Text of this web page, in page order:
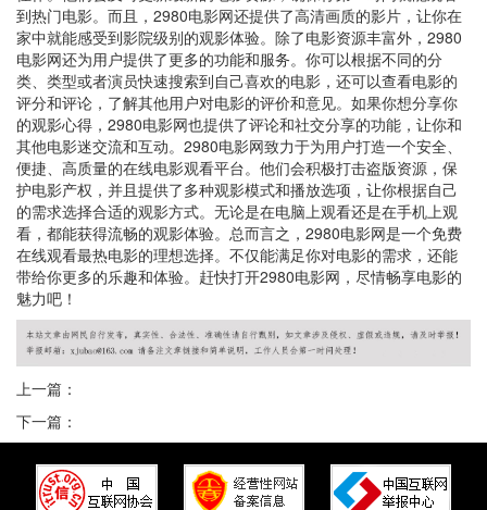
到热门电影。而且，2980电影网还提供了高清画质的影片，让你在
家中就能感受到影院级别的观影体验。除了电影资源丰富外，2980
电影网还为用户提供了更多的功能和服务。你可以根据不同的分
类、类型或者演员快速搜索到自己喜欢的电影，还可以查看电影的
评分和评论，了解其他用户对电影的评价和意见。如果你想分享你
的观影心得，2980电影网也提供了评论和社交分享的功能，让你和
其他电影迷交流和互动。2980电影网致力于为用户打造一个安全、
便捷、高质量的在线电影观看平台。他们会积极打击盗版资源，保
护电影产权，并且提供了多种观影模式和播放选项，让你根据自己
的需求选择合适的观影方式。无论是在电脑上观看还是在手机上观
看，都能获得流畅的观影体验。总而言之，2980电影网是一个免费
在线观看最热电影的理想选择。不仅能满足你对电影的需求，还能
带给你更多的乐趣和体验。赶快打开2980电影网，尽情畅享电影的
魅力吧！
上一篇：
下一篇：